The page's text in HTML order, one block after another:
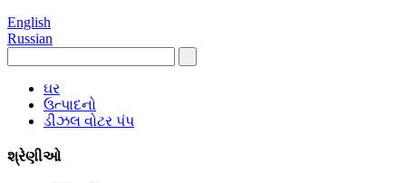
English
Russian
ઘર
ઉત્પાદનો
ડીઝલ વોટર પંપ
શ્રેણીઓ